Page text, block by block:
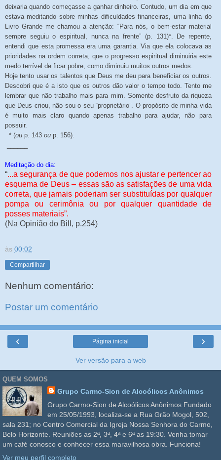
deixaria quando começasse a ganhar dinheiro. Contudo, um dia em que
estava meditando sobre minhas dificuldades financeiras, uma linha do
Livro Grande me chamou a atenção: “Para nós, o bem-estar material
sempre seguiu o espiritual, nunca na frente” (p. 131)*. De repente,
entendi que esta promessa era uma garantia. Via que ela colocava as
prioridades na ordem correta, que o progresso espiritual diminuiria este
medo terrível de ficar pobre, como diminuiu muitos outros medos.
Hoje tento usar os talentos que Deus me deu para beneficiar os outros.
Descobri que é a isto que os outros dão valor o tempo todo. Tento me
lembrar que não trabalho mais para mim. Somente desfruto da riqueza
que Deus criou, não sou o seu “proprietário”. O propósito de minha vida
é muito mais claro quando apenas trabalho para ajudar, não para
possuir.
* (ou p. 143 ou p. 156).
Meditação do dia:
“...a segurança de que podemos nos ajustar e pertencer ao
esquema de Deus – essas são as satisfações de uma vida
correta, que jamais poderiam ser substituídas por qualquer
pompa ou cerimônia ou por qualquer quantidade de
posses materiais”.
(Na Opinião do Bill, p.254)
às 00:02
Compartilhar
Nenhum comentário:
Postar um comentário
‹ ›
Página inicial
Ver versão para a web
QUEM SOMOS
Grupo Carmo-Sion de Alcoólicos Anônimos
Grupo Carmo-Sion de Alcoólicos Anônimos Fundado
em 25/05/1993, localiza-se a Rua Grão Mogol, 502,
sala 231; no Centro Comercial da Igreja Nossa Senhora do Carmo,
Belo Horizonte. Reuniões as 2ª, 3ª, 4ª e 6ª as 19:30. Venha tomar
um café conosco e conhecer essa maravilhosa obra. Funciona!
Ver meu perfil completo